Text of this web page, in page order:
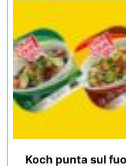
Koch punta sul